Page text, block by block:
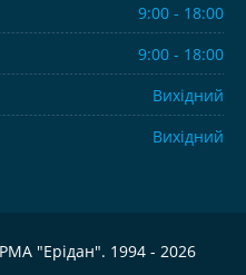
9:00 - 18:00
9:00 - 18:00
Вихідний
Вихідний
"Ерідан". 1994 - 2026